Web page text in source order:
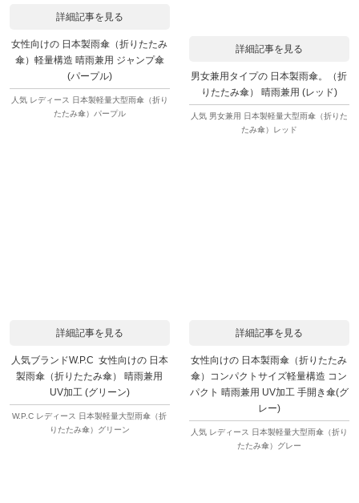
詳細記事を見る
女性向けの 日本製雨傘（折りたたみ
傘）軽量構造 晴雨兼用 ジャンプ傘
(パープル)
人気 レディース 日本製軽量大型雨傘（折り
たたみ傘）パープル
詳細記事を見る
男女兼用タイプの 日本製雨傘。（折
りたたみ傘） 晴雨兼用 (レッド)
人気 男女兼用 日本製軽量大型雨傘（折りた
たみ傘）レッド
詳細記事を見る
人気ブランドW.P.C 女性向けの 日本
製雨傘（折りたたみ傘） 晴雨兼用
UV加工 (グリーン)
W.P.C レディース 日本製軽量大型雨傘（折
りたたみ傘）グリーン
詳細記事を見る
女性向けの 日本製雨傘（折りたたみ
傘）コンパクトサイズ軽量構造 コン
パクト 晴雨兼用 UV加工 手開き傘(グ
レー)
人気 レディース 日本製軽量大型雨傘（折り
たたみ傘）グレー